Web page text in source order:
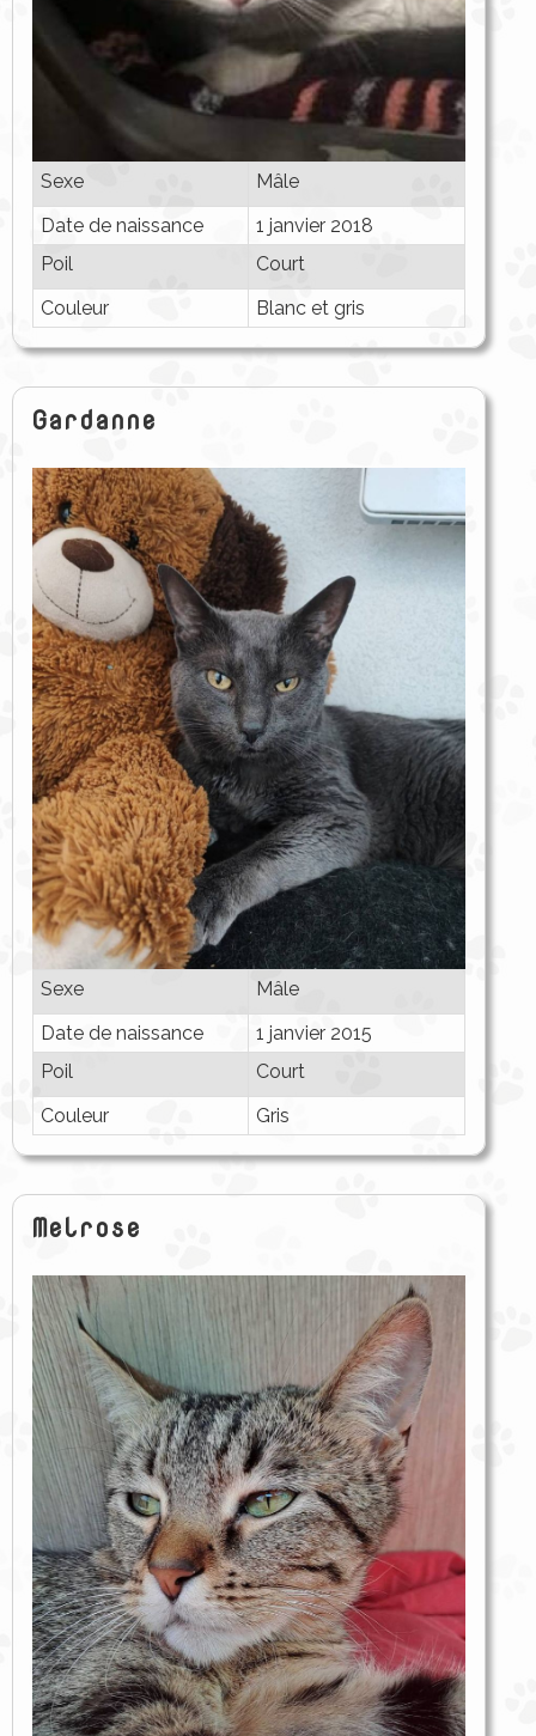
Sexe
Mâle
Date de naissance
1 janvier 2018
Poil
Court
Couleur
Blanc et gris
Gardanne
Sexe
Mâle
Date de naissance
1 janvier 2015
Poil
Court
Couleur
Gris
Melrose